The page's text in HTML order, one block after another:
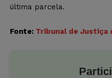
última parcela.
Fonte: Tribunal de Justiça